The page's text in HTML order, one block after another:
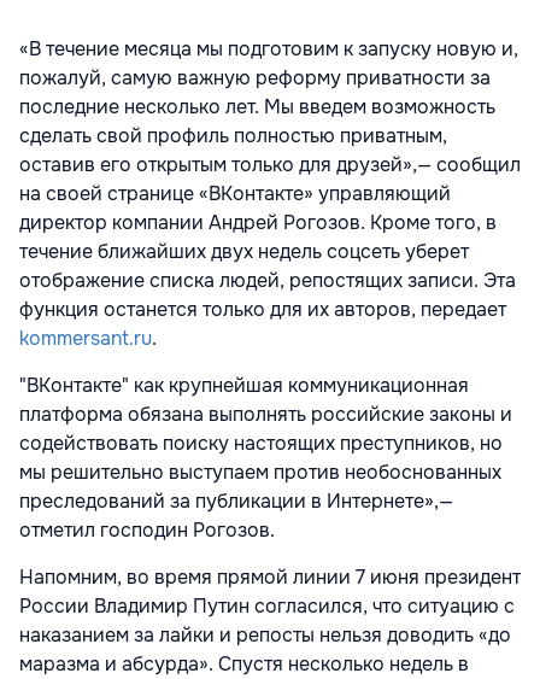
«В течение месяца мы подготовим к запуску новую и,
пожалуй, самую важную реформу приватности за
последние несколько лет. Мы введем возможность
сделать свой профиль полностью приватным,
оставив его открытым только для друзей»,— сообщил
на своей странице «ВКонтакте» управляющий
директор компании Андрей Рогозов. Кроме того, в
течение ближайших двух недель соцсеть уберет
отображение списка людей, репостящих записи. Эта
функция останется только для их авторов, передает
kommersant.ru.
"ВКонтакте" как крупнейшая коммуникационная
платформа обязана выполнять российские законы и
содействовать поиску настоящих преступников, но
мы решительно выступаем против необоснованных
преследований за публикации в Интернете»,—
отметил господин Рогозов.
Напомним, во время прямой линии 7 июня президент
России Владимир Путин согласился, что ситуацию с
наказанием за лайки и репосты нельзя доводить «до
маразма и абсурда». Спустя несколько недель в